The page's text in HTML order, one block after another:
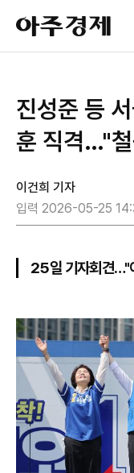
아
주
경
진성준 등
훈 직격…"
이건희 기자
입력 2026-05-25
25일 기자회견…"